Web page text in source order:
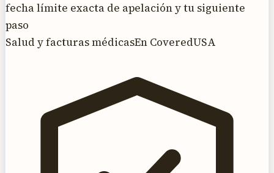
fecha límite exacta de apelación y tu siguiente
paso
Salud y facturas médicasEn CoveredUSA